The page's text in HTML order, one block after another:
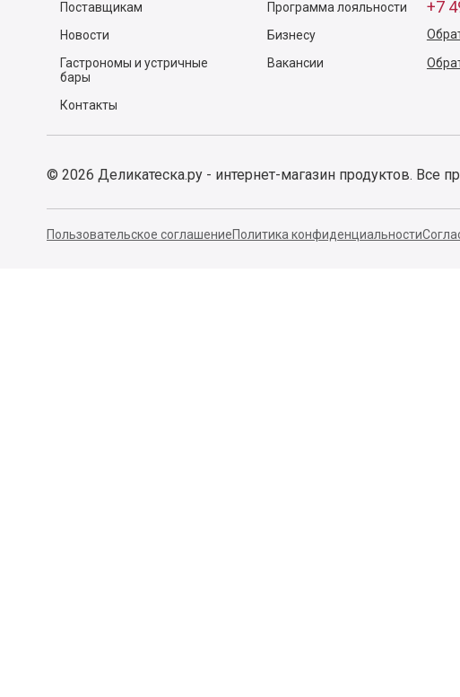
Поставщикам
Новости
Гастрономы и устричные
бары
Контакты
Программа лояльности
Бизнесу
Вакансии
+7
© 2026 Деликатеска.ру - интернет-магазин продуктов. Все
Пользовательское соглашениеПолитика конфиденциальности